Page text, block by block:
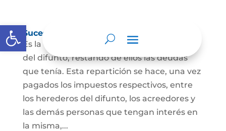
Abrir barra de herramientas
Sucesión de bienes por causa de muerte
Es la que se hace para repartir los bienes
del difunto, restando de ellos las deudas
que tenía. Esta repartición se hace, una vez
pagados los impuestos respectivos, entre
los herederos del difunto, los acreedores y
las demás personas que tengan interés en
la misma,...